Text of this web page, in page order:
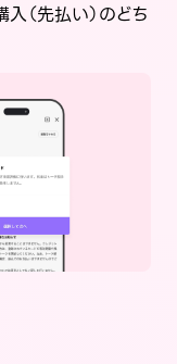
入（先払い）のどち